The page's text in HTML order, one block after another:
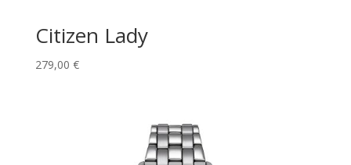
Citizen Lady
279,00 €